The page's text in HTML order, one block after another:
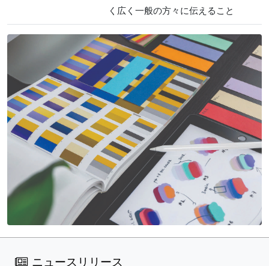
く広く一般の方々に伝えること
ニュースリリース